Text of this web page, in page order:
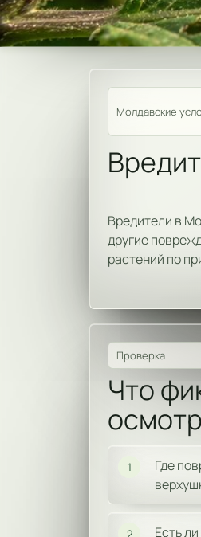
Молдавские
Вредители в
другие
растений по
Проверка
Что
1
Где
2
Есть